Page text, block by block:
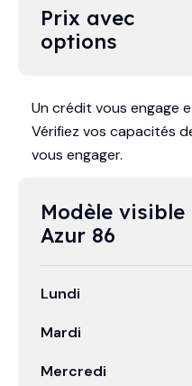
Prix avec
options
Un crédit vous engage
Vérifiez vos capacités
vous engager.
Modèle
Azur 86
Lundi
Mardi
Mercredi